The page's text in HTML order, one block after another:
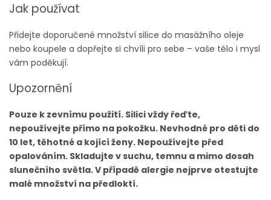
Jak používat
Přidejte doporučené množství silice do masážního oleje
nebo koupele a dopřejte si chvíli pro sebe – vaše tělo i mysl
vám poděkují.
Upozornění
Pouze k zevnímu použití. Silici vždy řeďte,
nepoužívejte přímo na pokožku. Nevhodné pro děti do
10 let, těhotné a kojící ženy. Nepoužívejte před
opalováním. Skladujte v suchu, temnu a mimo dosah
slunečního světla. V případě alergie nejprve otestujte
malé množství na předloktí.